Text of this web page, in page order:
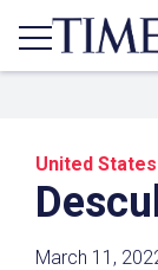
United States
March 11,